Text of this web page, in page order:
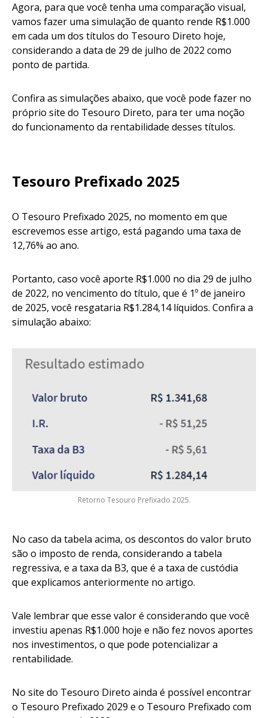
Agora, para que você tenha uma comparação visual,
vamos fazer uma simulação de quanto rende R$1.000
em cada um dos títulos do Tesouro Direto hoje,
considerando a data de 29 de julho de 2022 como
ponto de partida.
Confira as simulações abaixo, que você pode fazer no
próprio site do Tesouro Direto, para ter uma noção
do funcionamento da rentabilidade desses títulos.
Tesouro Prefixado 2025
O Tesouro Prefixado 2025, no momento em que
escrevemos esse artigo, está pagando uma taxa de
12,76% ao ano.
Portanto, caso você aporte R$1.000 no dia 29 de julho
de 2022, no vencimento do título, que é 1º de janeiro
de 2025, você resgataria R$1.284,14 líquidos. Confira a
simulação abaixo:
Retorno Tesouro Prefixado 2025.
No caso da tabela acima, os descontos do valor bruto
são o imposto de renda, considerando a tabela
regressiva, e a taxa da B3, que é a taxa de custódia
que explicamos anteriormente no artigo.
Vale lembrar que esse valor é considerando que você
investiu apenas R$1.000 hoje e não fez novos aportes
nos investimentos, o que pode potencializar a
rentabilidade.
No site do Tesouro Direto ainda é possível encontrar
o Tesouro Prefixado 2029 e o Tesouro Prefixado com